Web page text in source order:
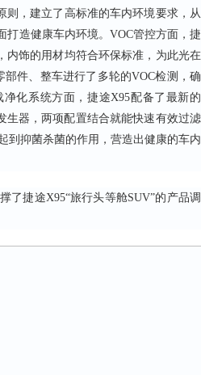
则，建立了高标准的车内环境要求，从
打造健康车内环境。VOC管控方面，捷
内饰的用材均符合环保标准，为此光在
件、整车进行了多轮的VOC检测，确
化系统方面，捷途X95配备了最新的
生器，两项配置结合就能快速有效过滤
到抑菌杀菌的作用，营造出健康的车内
了捷途X95“旅行头等舱SUV”的产品调